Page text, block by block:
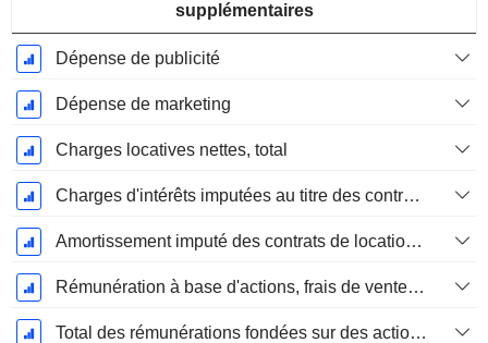
supplémentaires
Dépense de publicité
Dépense de marketing
Charges locatives nettes, total
Charges d'intérêts imputées au titre des contrats de location
Amortissement imputé des contrats de location simple
Rémunération à base d'actions, frais de vente et d'administration (total)
Total des rémunérations fondées sur des actions